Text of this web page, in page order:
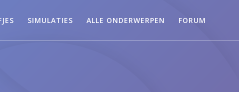
SIMULATIES ALLE ONDERWERPEN FORUM